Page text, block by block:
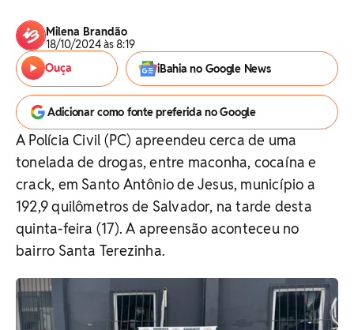
Milena Brandão
18/10/2024 às 8:19
Ouça
iBahia no Google News
Adicionar como fonte preferida no Google
A Polícia Civil (PC) apreendeu cerca de uma
tonelada de drogas, entre maconha, cocaína e
crack, em Santo Antônio de Jesus, município a
192,9 quilômetros de Salvador, na tarde desta
quinta-feira (17). A apreensão aconteceu no
bairro Santa Terezinha.